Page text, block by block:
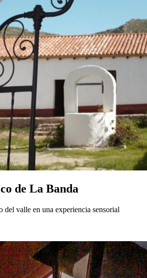
de La Banda
del valle en una experiencia sensorial